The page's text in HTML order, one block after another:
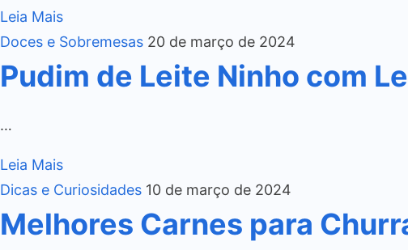
Leia Mais
Doces e Sobremesas 20 de março de 2024
Pudim de Leite Ninho com
…
Leia Mais
Dicas e Curiosidades 10 de março de 2024
Melhores Carnes para